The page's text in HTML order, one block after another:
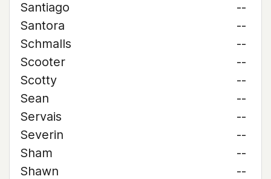
Santiago
--
Santora
--
Schmalls
--
Scooter
--
Scotty
--
Sean
--
Servais
--
Severin
--
Sham
--
Shawn
--